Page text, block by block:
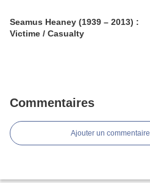
Seamus Heaney (1939 – 2013) :
Victime / Casualty
Commentaires
Ajouter un commentaire